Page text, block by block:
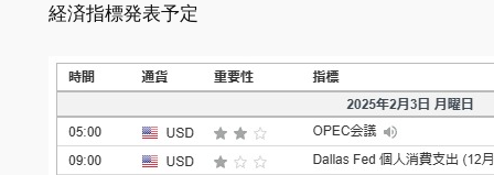
経済指標発表予定